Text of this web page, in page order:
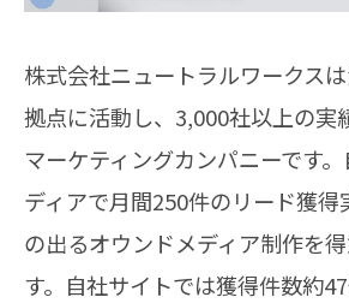
株式会社ニュートラルワークス
拠点に活動し、3,000社以上の実
マーケティングカンパニーです
ディアで月間250件のリード獲得
の出るオウンドメディア制作を
す。自社サイトでは獲得件数約